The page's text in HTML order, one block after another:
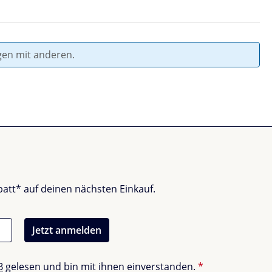
mit anderen.
auf deinen nächsten Einkauf.
Jetzt anmelden
gelesen und bin mit ihnen einverstanden.*